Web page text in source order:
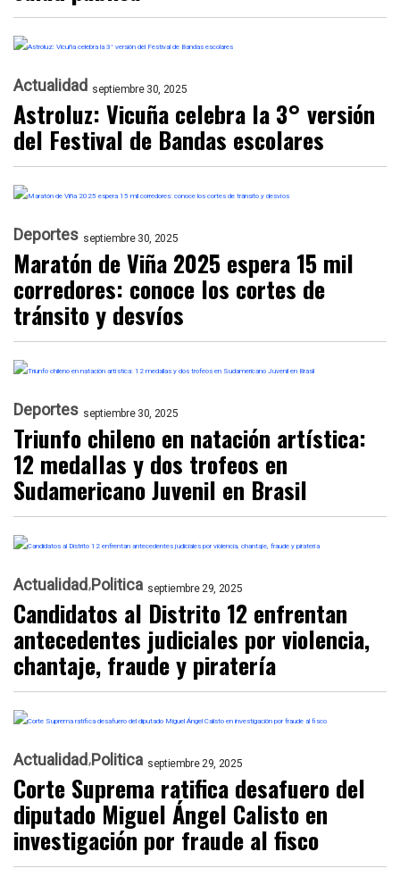
Actualidad septiembre 30, 2025
Astroluz: Vicuña celebra la 3° versión
del Festival de Bandas escolares
Deportes septiembre 30, 2025
Maratón de Viña 2025 espera 15 mil
corredores: conoce los cortes de
tránsito y desvíos
Deportes septiembre 30, 2025
Triunfo chileno en natación artística:
12 medallas y dos trofeos en
Sudamericano Juvenil en Brasil
Actualidad Politica septiembre 29, 2025
Candidatos al Distrito 12 enfrentan
antecedentes judiciales por violencia,
chantaje, fraude y piratería
Actualidad Politica septiembre 29, 2025
Corte Suprema ratifica desafuero del
diputado Miguel Ángel Calisto en
investigación por fraude al fisco